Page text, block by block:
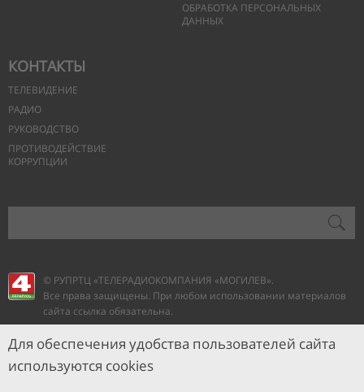
ОБРАБОТКА ПЕРСОНАЛЬНЫХ
ДАННЫХ
КОНТАКТЫ
ТЕЛЕВИДЕНИЕ
РАДИО
РУКОВОДСТВО
ПРОТИВОДЕЙСТВИЕ
КОРРУПЦИИ
© РУПРТЦ «ТЕЛЕРАДИОКОМПАНИЯ «МОГИЛЕВ».
Все права защищены. При любом использовании материалов
сайта ссылка обязательна.
Для обеспечения удобства пользователей сайта
используются cookies